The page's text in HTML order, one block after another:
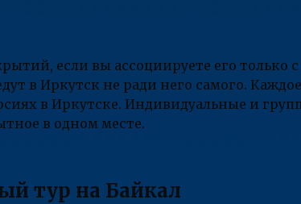
если вы ассоциируете его
в Иркутск не ради него самого.
в Иркутске. Индивидуальные и
в одном месте.
тур на Байкал